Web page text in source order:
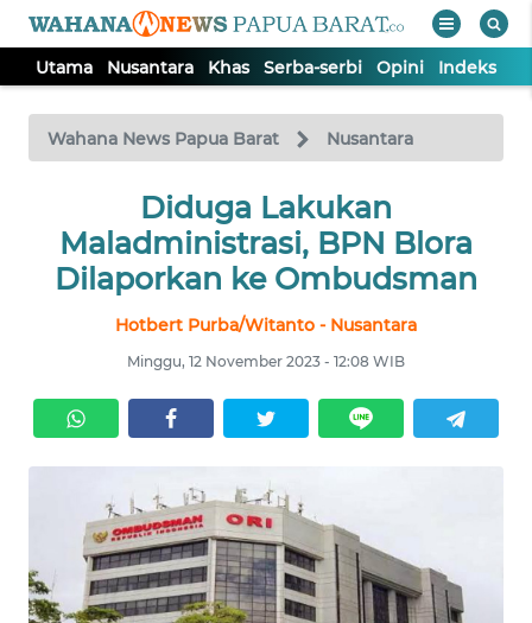
Utama Nusantara Khas Serba-serbi Opini Indeks
Wahana News Papua Barat Nusantara
Diduga Lakukan
Maladministrasi, BPN Blora
Dilaporkan ke Ombudsman
Hotbert Purba/Witanto - Nusantara
Minggu, 12 November 2023 - 12:08 WIB
TV
Tutup
NUSANTARA
SERBA-
SERBI
INDEKS